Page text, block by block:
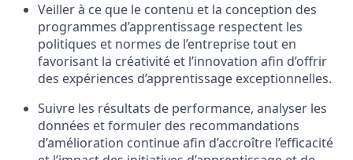
Veiller à ce que le contenu et la conception des
programmes d’apprentissage respectent les
politiques et normes de l’entreprise tout en
favorisant la créativité et l’innovation afin d’offrir
des expériences d’apprentissage exceptionnelles.
Suivre les résultats de performance, analyser les
données et formuler des recommandations
d’amélioration continue afin d’accroître l’efficacité